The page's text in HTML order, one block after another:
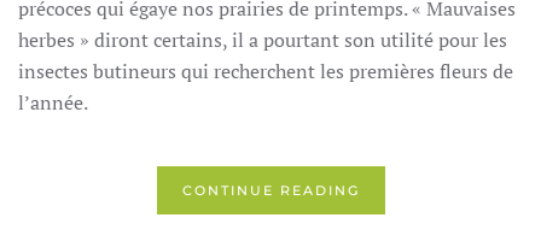
précoces qui égaye nos prairies de printemps. « Mauvaises
herbes » diront certains, il a pourtant son utilité pour les
insectes butineurs qui recherchent les premières fleurs de
l’année.
CONTINUE READING